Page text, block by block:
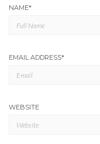
NAME*
EMAIL ADDRESS*
WEBSITE